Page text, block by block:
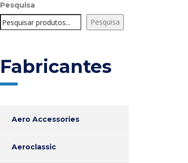
Pesquisa
Pesquisa
Fabricantes
Aero Accessories
Aeroclassic